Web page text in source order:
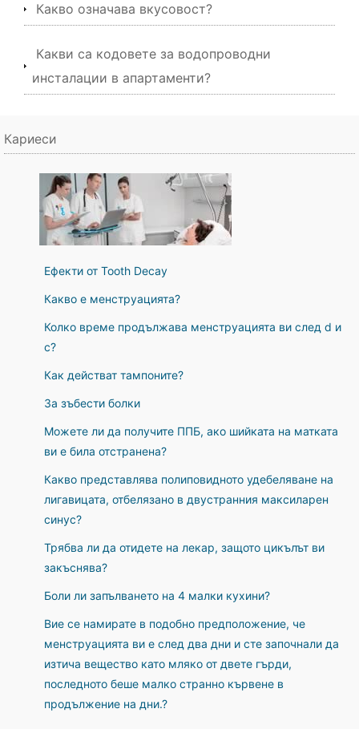
Какво означава вкусовост?
Какви са кодовете за водопроводни
инсталации в апартаменти?
Кариеси
Ефекти от Tooth Decay
Какво е менструацията?
Колко време продължава менструацията ви след d и
c?
Как действат тампоните?
За зъбести болки
Можете ли да получите ППБ, ако шийката на матката
ви е била отстранена?
Какво представлява полиповидното удебеляване на
лигавицата, отбелязано в двустранния максиларен
синус?
Трябва ли да отидете на лекар, защото цикълът ви
закъснява?
Боли ли запълването на 4 малки кухини?
Вие се намирате в подобно предположение, че
менструацията ви е след два дни и сте започнали да
изтича вещество като мляко от двете гърди,
последното беше малко странно кървене в
продължение на дни.?